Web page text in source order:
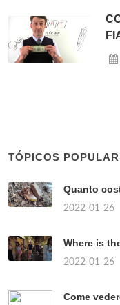
TÓPICOS
Quanto
2022-01-26
Where is
2022-01-26
Come